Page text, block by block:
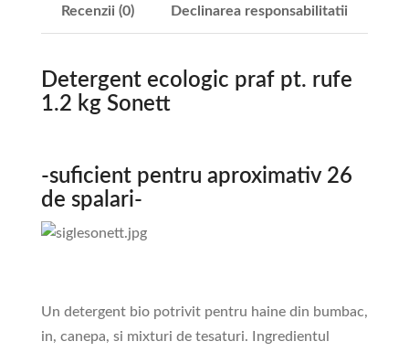
Recenzii (0) Declinarea responsabilitatii
Detergent ecologic praf pt. rufe
1.2 kg Sonett
-suficient pentru aproximativ 26
de spalari-
Un detergent bio potrivit pentru haine din bumbac,
in, canepa, si mixturi de tesaturi. Ingredientul